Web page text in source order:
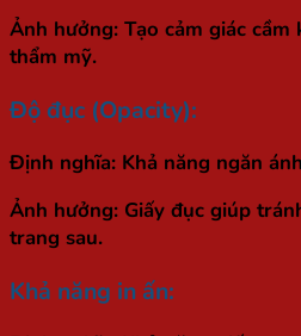
Ảnh hưởng: Tạo cảm giác
thẩm mỹ.
Độ đục (Opacity):
Định nghĩa: Khả năng ngăn
Ảnh hưởng: Giấy đục giúp
trang sau.
Khả năng in ấn: